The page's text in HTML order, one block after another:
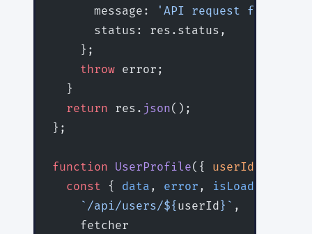
      message:
'API request failed'
      status: res.status,
    };
    throw
error;
  }
  return
res. json();
};
function UserProfile({ userId
  const
{ data , error , isLoading
    `/api/users/${
userId }` ,
    fetcher